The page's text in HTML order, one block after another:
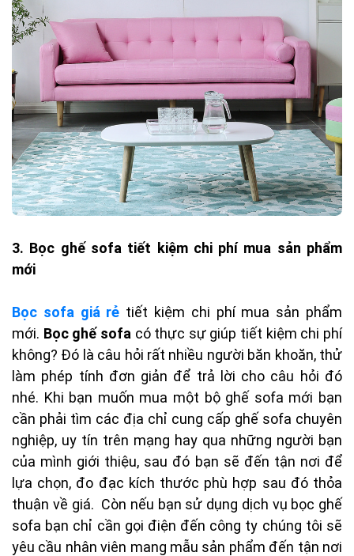
3. Bọc ghế sofa tiết kiệm chi phí mua sản phẩm
mới
Bọc sofa giá rẻ tiết kiệm chi phí mua sản phẩm
mới. Bọc ghế sofa có thực sự giúp tiết kiệm chi phí
không? Đó là câu hỏi rất nhiều người băn khoăn, thử
làm phép tính đơn giản để trả lời cho câu hỏi đó
nhé. Khi bạn muốn mua một bộ ghế sofa mới bạn
cần phải tìm các địa chỉ cung cấp ghế sofa chuyên
nghiệp, uy tín trên mạng hay qua những người bạn
của mình giới thiệu, sau đó bạn sẽ đến tận nơi để
lựa chọn, đo đạc kích thước phù hợp sau đó thỏa
thuận về giá. Còn nếu bạn sử dụng dịch vụ bọc ghế
sofa bạn chỉ cần gọi điện đến công ty chúng tôi sẽ
yêu cầu nhân viên mang mẫu sản phẩm đến tận nơi